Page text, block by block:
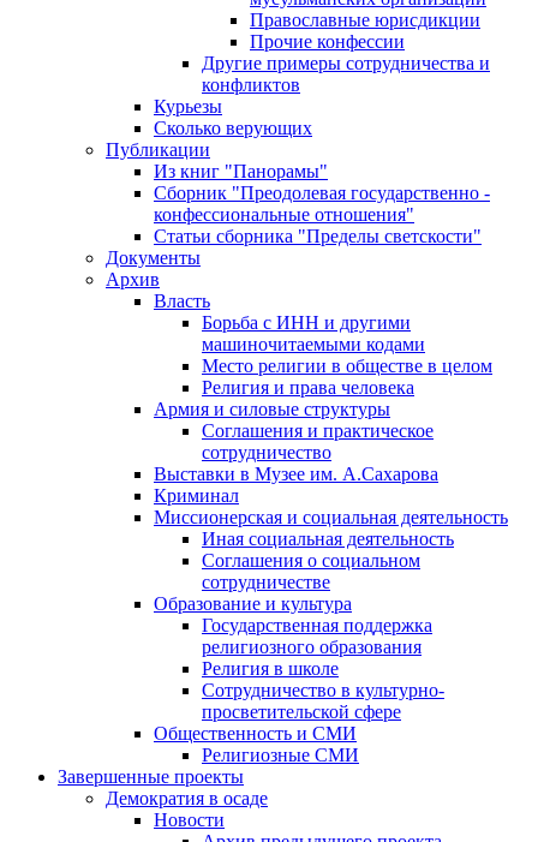
Православные юрисдикции
Прочие конфессии
Другие примеры сотрудничества и
конфликтов
Курьезы
Сколько верующих
Публикации
Из книг "Панорамы"
Сборник "Преодолевая государственно -
конфессиональные отношения"
Статьи сборника "Пределы светскости"
Документы
Архив
Власть
Борьба с ИНН и другими
машиночитаемыми кодами
Место религии в обществе в целом
Религия и права человека
Армия и силовые структуры
Соглашения и практическое
сотрудничество
Выставки в Музее им. А.Сахарова
Криминал
Миссионерская и социальная деятельность
Иная социальная деятельность
Соглашения о социальном
сотрудничестве
Образование и культура
Государственная поддержка
религиозного образования
Религия в школе
Сотрудничество в культурно-
просветительской сфере
Общественность и СМИ
Религиозные СМИ
Завершенные проекты
Демократия в осаде
Новости